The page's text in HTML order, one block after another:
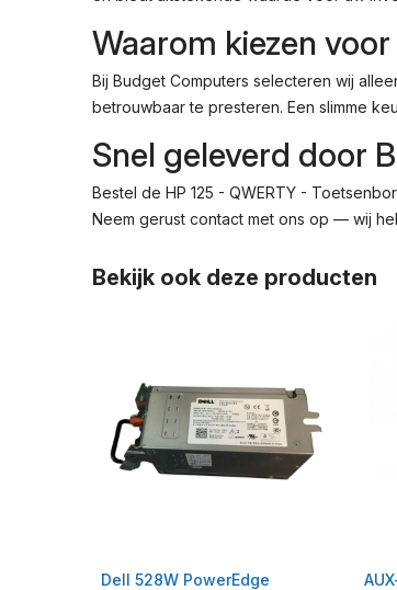
Waarom kiezen
Bij Budget Computers selecteren wij
betrouwbaar te presteren. Een slimme
Snel geleverd door
Bestel de HP 125 - QWERTY -
Neem gerust contact met ons op — wij
Bekijk ook deze producten
Dell 528W PowerEdge